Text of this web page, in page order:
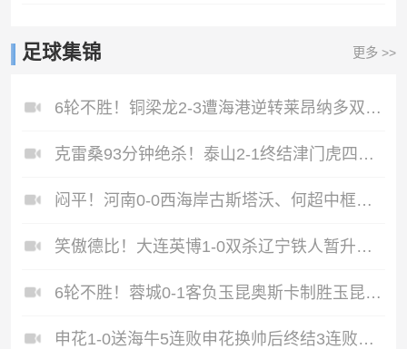
足球集锦 更多 >>
6轮不胜！铜梁龙2-3遭海港逆转莱昂纳多双响海港甩开降级区7分
克雷桑93分钟绝杀！泰山2-1终结津门虎四连胜，刘洋、哈达斯破门
闷平！河南0-0西海岸古斯塔沃、何超中框阿布拉汗替补席染红
笑傲德比！大连英博1-0双杀辽宁铁人暂升第2斯坦丘远射制胜
6轮不胜！蓉城0-1客负玉昆奥斯卡制胜玉昆暂第三蓉城全场1射正
申花1-0送海牛5连败申花换帅后终结3连败阿苏埃助攻徐皓阳制胜